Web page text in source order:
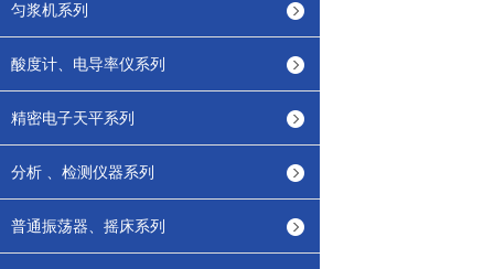
匀浆机系列
酸度计、电导率仪系列
精密电子天平系列
分析 、检测仪器系列
普通振荡器、摇床系列